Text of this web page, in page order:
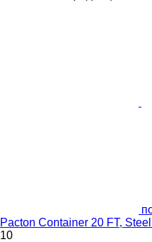
Pacton Container 20 FT,
10